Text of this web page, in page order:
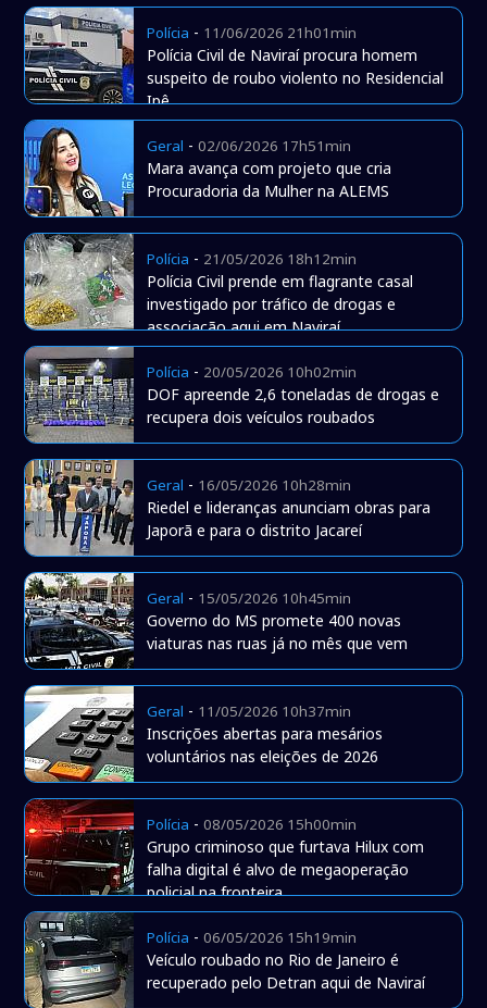
Polícia - 11/06/2026 21h01min
Polícia Civil de Naviraí procura homem
suspeito de roubo violento no Residencial
Ipê
Geral -02/06/2026 17h51min
Mara avança com projeto que cria
Procuradoria da Mulher na ALEMS
Polícia - 21/05/2026 18h12min
Polícia Civil prende em flagrante casal
investigado por tráfico de drogas e
associação aqui em Naviraí
Polícia - 20/05/2026 10h02min
DOF apreende 2,6 toneladas de drogas e
recupera dois veículos roubados
Geral - 16/05/2026 10h28min
Riedel e lideranças anunciam obras para
Japorã e para o distrito Jacareí
Geral - 15/05/2026 10h45min
Governo do MS promete 400 novas
viaturas nas ruas já no mês que vem
Geral - 11/05/2026 10h37min
Inscrições abertas para mesários
voluntários nas eleições de 2026
Polícia -08/05/2026 15h00min
Grupo criminoso que furtava Hilux com
falha digital é alvo de megaoperação
policial na fronteira
Polícia -06/05/2026 15h19min
Veículo roubado no Rio de Janeiro é
recuperado pelo Detran aqui de Naviraí